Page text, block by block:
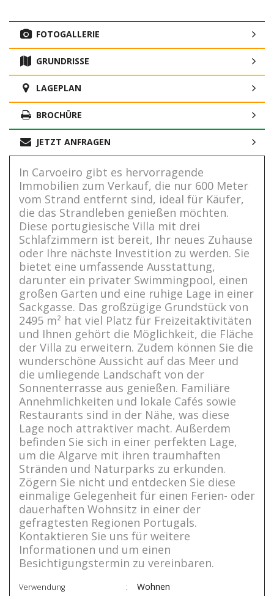
FOTOGALLERIE
GRUNDRISSE
LAGEPLAN
BROCHÜRE
JETZT ANFRAGEN
In Carvoeiro gibt es hervorragende
Immobilien zum Verkauf, die nur 600 Meter
vom Strand entfernt sind, ideal für Käufer,
die das Strandleben genießen möchten.
Diese portugiesische Villa mit drei
Schlafzimmern ist bereit, Ihr neues Zuhause
oder Ihre nächste Investition zu werden. Sie
bietet eine umfassende Ausstattung,
darunter ein privater Swimmingpool, einen
großen Garten und eine ruhige Lage in einer
Sackgasse. Das großzügige Grundstück von
2495 m² hat viel Platz für Freizeitaktivitäten
und Ihnen gehört die Möglichkeit, die Fläche
der Villa zu erweitern. Zudem können Sie die
wunderschöne Aussicht auf das Meer und
die umliegende Landschaft von der
Sonnenterrasse aus genießen. Familiäre
Annehmlichkeiten und lokale Cafés sowie
Restaurants sind in der Nähe, was diese
Lage noch attraktiver macht. Außerdem
befinden Sie sich in einer perfekten Lage,
um die Algarve mit ihren traumhaften
Stränden und Naturparks zu erkunden.
Zögern Sie nicht und entdecken Sie diese
einmalige Gelegenheit für einen Ferien- oder
dauerhaften Wohnsitz in einer der
gefragtesten Regionen Portugals.
Kontaktieren Sie uns für weitere
Informationen und um einen
Besichtigungstermin zu vereinbaren.
Verwendung Wohnen